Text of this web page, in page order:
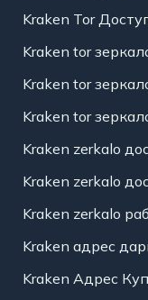
Kraken Tor
Kraken tor
Kraken tor
Kraken tor
Kraken zerkalo
Kraken zerkalo
Kraken zerkalo
Kraken адрес
Kraken Адрес